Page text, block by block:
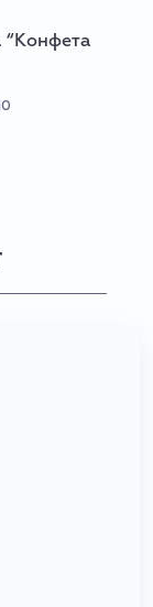
“Конфета